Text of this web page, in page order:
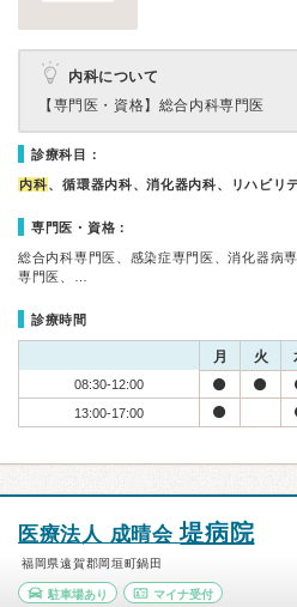
内科について
【専門医・資格】 総合内科専門医
診療科目：
内科、循環器内科、消化器内科、リハビリ
専門医・資格：
総合内科専門医、感染症専門医、消化器病
専門医、…
診療時間
月 火
08:30-12:00
13:00-17:00
医療法人 成晴会堤病院
福岡県遠賀郡岡垣町鍋田
駐車場あり マイナ受付